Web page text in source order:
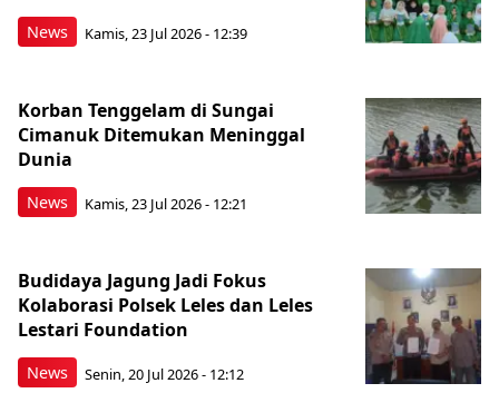
News Kamis, 23 Jul 2026 - 12:39
News
Korban Tenggelam di Sungai
Cimanuk Ditemukan Meninggal
Dunia
Kamis, 23 Jul 2026 - 12:21
News
Budidaya Jagung Jadi Fokus
Kolaborasi Polsek Leles dan Leles
Lestari Foundation
Senin, 20 Jul 2026 - 12:12